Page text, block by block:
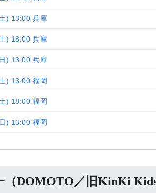
) 13:00 兵庫
) 18:00 兵庫
) 13:00 兵庫
) 13:00 福岡
) 18:00 福岡
) 13:00 福岡
（DOMOTO／旧KinKi